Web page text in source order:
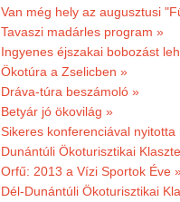
Van még hely az augusztusi
Tavaszi madárles program »
Ingyenes éjszakai bobozást
Ökotúra a Zselicben »
Dráva-túra beszámoló »
Betyár jó ökovilág »
Sikeres konferenciával
Dunántúli Ökoturisztikai
Orfű: 2013 a Vízi Sportok Éve
Dél-Dunántúli Ökoturisztikai